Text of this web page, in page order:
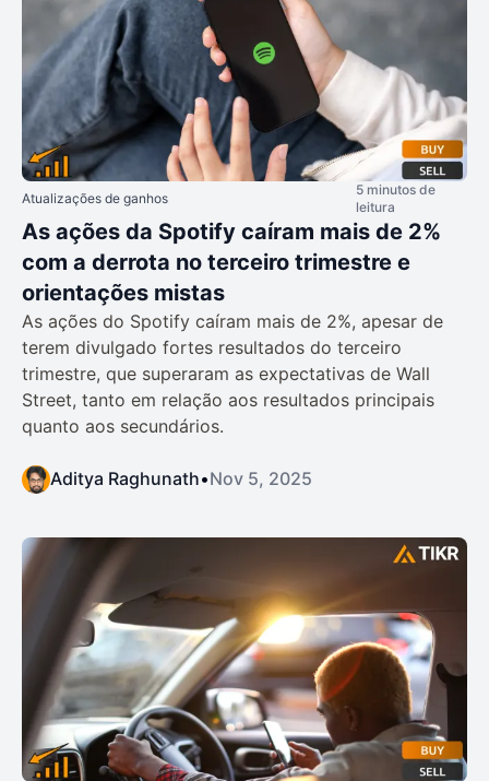
Atualizações de ganhos
5 minutos de
leitura
As ações da Spotify caíram mais de 2%
com a derrota no terceiro trimestre e
orientações mistas
As ações do Spotify caíram mais de 2%, apesar de
terem divulgado fortes resultados do terceiro
trimestre, que superaram as expectativas de Wall
Street, tanto em relação aos resultados principais
quanto aos secundários.
Aditya Raghunath•Nov 5, 2025